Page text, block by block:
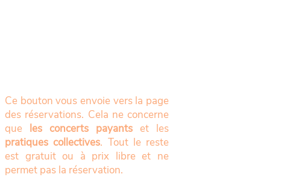
Ce bouton vous envoie vers la page
des réservations. Cela ne concerne
que les concerts payants et les
pratiques collectives. Tout le reste
est gratuit ou à prix libre et ne
permet pas la réservation.